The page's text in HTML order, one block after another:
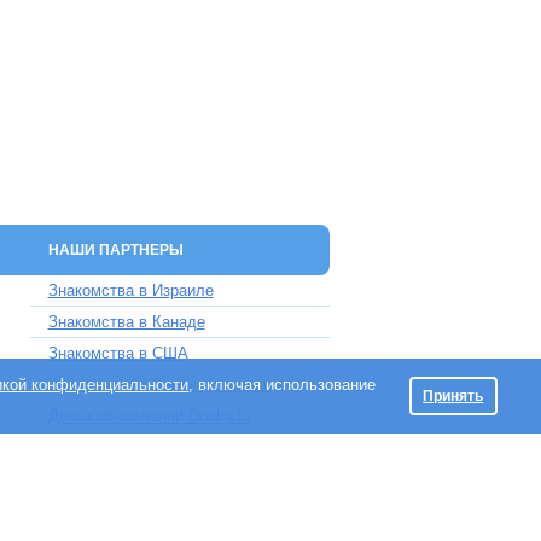
НАШИ ПАРТНЕРЫ
Знакомства в Израиле
Знакомства в Канаде
Знакомства в США
Знакомства в Великобритании
конфиденциальности, включая использование
Принять